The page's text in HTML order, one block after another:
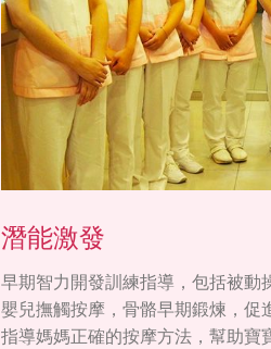
潛能激發
早期智力開發訓練指導，包括被動
嬰兒撫觸按摩，骨骼早期鍛煉，促
指導媽媽正確的按摩方法，幫助寶